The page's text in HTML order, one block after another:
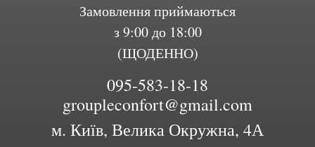
Замовлення приймаються
з 9:00 до 18:00
(ЩОДЕННО)
095-583-18-18
groupleconfort@gmail.com
м. Київ, Велика Окружна, 4А